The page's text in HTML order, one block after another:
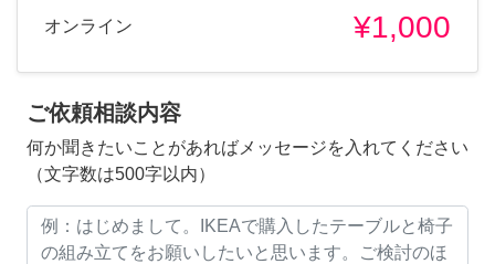
オンライン ¥1,000
ご依頼相談内容
何か聞きたいことがあればメッセージを入れてください
（文字数は500字以内）